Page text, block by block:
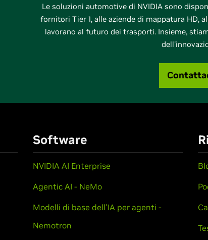
Le soluzioni automotive di NVIDIA sono
fornitori Tier 1, alle aziende di mappatura HD,
lavorano al futuro dei trasporti. Insieme,
Software
NVIDIA AI Enterprise
Agentic AI - NeMo
Modelli di base dell'IA per agenti -
Nemotron